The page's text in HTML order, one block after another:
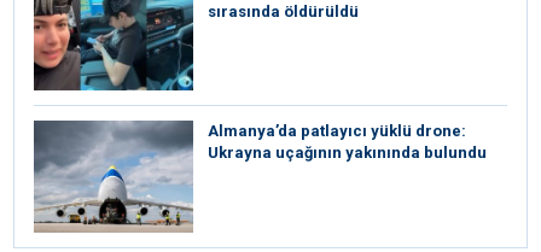
sırasında öldürüldü
Almanya’da patlayıcı yüklü drone:
Ukrayna uçağının yakınında bulundu